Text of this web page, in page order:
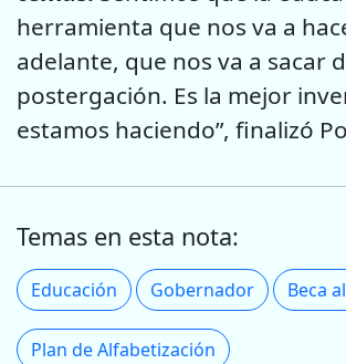
herramienta que nos va a
adelante, que nos va a sacar
postergación. Es la mejor
estamos haciendo”, finalizó
Temas en esta nota:
Educación Gobernador Beca
Plan de Alfabetización